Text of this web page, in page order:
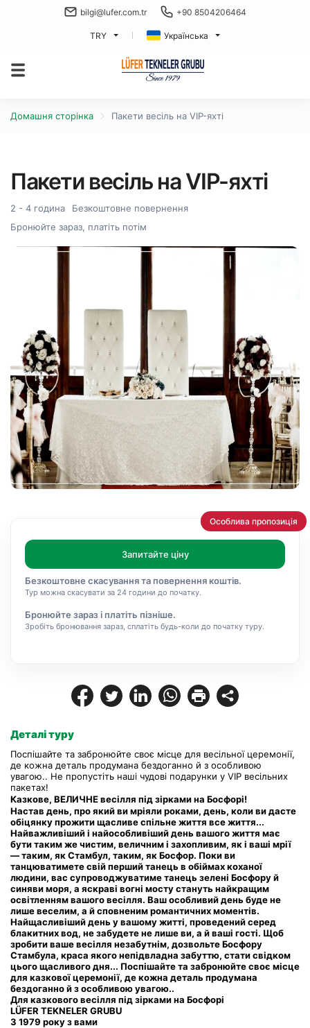
bilgi@lufer.com.tr +90 8504206464
TRY Українська
Домашня сторінка Пакети весіль на VIP-яхті
Деталі туру
Поспішайте та забронюйте своє місце для весільної церемонії,
де кожна деталь продумана бездоганно й з особливою
увагою.. Не пропустіть наші чудові подарунки у VIP весільних
пакетах!
Казкове, ВЕЛИЧНЕ весілля під зірками на Босфорі!
Настав день, про який ви мріяли роками, день, коли ви дасте
обіцянку прожити щасливе спільне життя все життя...
Найважливіший і найособливіший день вашого життя має
бути таким же чистим, величним і захопливим, як і ваші мрії
— таким, як Стамбул, таким, як Босфор. Поки ви
танцюватимете свій перший танець в обіймах коханої
людини, вас супроводжуватиме танець зелені Босфору й
синяви моря, а яскраві вогні мосту стануть найкращим
освітленням вашого весілля. Ваш особливий день буде не
лише веселим, а й сповненим романтичних моментів.
Найщасливіший день у вашому житті, проведений серед
блакитних вод, не забудете не лише ви, а й ваші гості. Щоб
зробити ваше весілля незабутнім, дозвольте Босфору
Стамбула, краса якого непідвладна забуттю, стати свідком
цього щасливого дня... Поспішайте та забронюйте своє місце
для казкової церемонії, де кожна деталь продумана
бездоганно й з особливою увагою..
Для казкового весілля під зірками на Босфорі
LÜFER TEKNELER GRUBU
З 1979 року з вами
Пакети весіль на VIP-яхті
2 - 4 година
Безкоштовне повернення
Бронюйте зараз, платіть потім
Особлива пропозиція
Запитайте ціну
Безкоштовне скасування та повернення коштів.
Тур можна скасувати за 24 години до початку.
Бронюйте зараз і платіть пізніше.
Зробіть бронювання зараз, сплатіть будь-коли до початку туру.